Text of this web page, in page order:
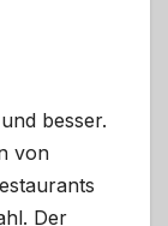
besser.
von
Der